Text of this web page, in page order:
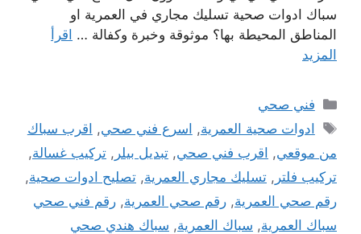
سباك ادوات صحية تسليك مجاري في العمرية او
المناطق المحيطة بها؟ موثوقة وخبرة وكفالة … اقرأ
المزيد
التصنيفات
فني صحي
الوسوم
ادوات صحية العمرية, اسرع فني صحي, اقرب سباك
من موقعي, اقرب فني صحي, تبديل بيلر , تركيب غسالة,
تركيب فلتر , تسليك مجاري العمرية, تصليح ادوات صحية,
رقم صحي العمرية, رقم صحي العمرية, رقم فني صحي
سباك العمرية, سباك العمرية, سباك هندي صحي